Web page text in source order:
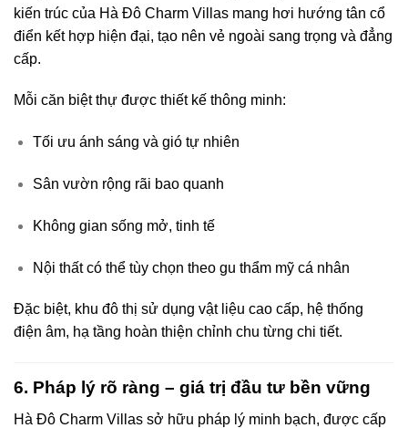
kiến trúc của Hà Đô Charm Villas mang hơi hướng tân cổ
điển kết hợp hiện đại, tạo nên vẻ ngoài sang trọng và đẳng
cấp.
Mỗi căn biệt thự được thiết kế thông minh:
Tối ưu ánh sáng và gió tự nhiên
Sân vườn rộng rãi bao quanh
Không gian sống mở, tinh tế
Nội thất có thể tùy chọn theo gu thẩm mỹ cá nhân
Đặc biệt, khu đô thị sử dụng vật liệu cao cấp, hệ thống
điện âm, hạ tầng hoàn thiện chỉnh chu từng chi tiết.
6. Pháp lý rõ ràng – giá trị đầu tư bền vững
Hà Đô Charm Villas sở hữu pháp lý minh bạch, được cấp